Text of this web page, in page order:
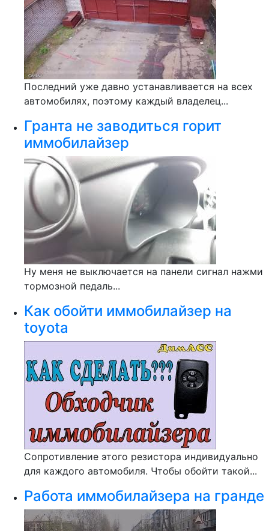
Последний уже давно устанавливается на всех
автомобилях, поэтому каждый владелец...
Гранта не заводиться горит
иммобилайзер
Ну меня не выключается на панели сигнал нажми
тормозной педаль...
Как обойти иммобилайзер на
toyota
Сопротивление этого резистора индивидуально
для каждого автомобиля. Чтобы обойти такой...
Работа иммобилайзера на гранде